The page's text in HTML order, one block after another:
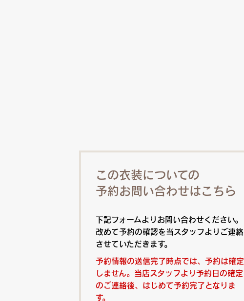
この衣装についての
予約お問い合わせはこちら
下記フォームよりお問い合わせください。
改めて予約の確認を当スタッフよりご連絡
させていただきます。
予約情報の送信完了時点では、予約は確定
しません。当店スタッフより予約日の確定
のご連絡後、はじめて予約完了となりま
す。